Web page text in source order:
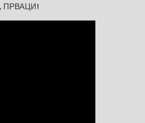
ПРВАЦИ!